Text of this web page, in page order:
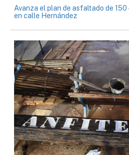
Avanza el plan de asfaltado de
en calle Hernández